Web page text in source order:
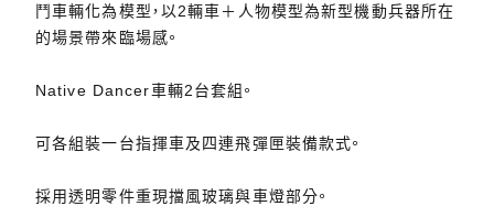
鬥車輛化為模型，以2輛車＋人物模型為新型機動兵器所在
的場景帶來臨場感。
Native Dancer車輛2台套組。
可各組裝一台指揮車及四連飛彈匣裝備款式。
採用透明零件重現擋風玻璃與車燈部分。